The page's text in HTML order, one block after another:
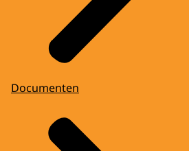
Documenten